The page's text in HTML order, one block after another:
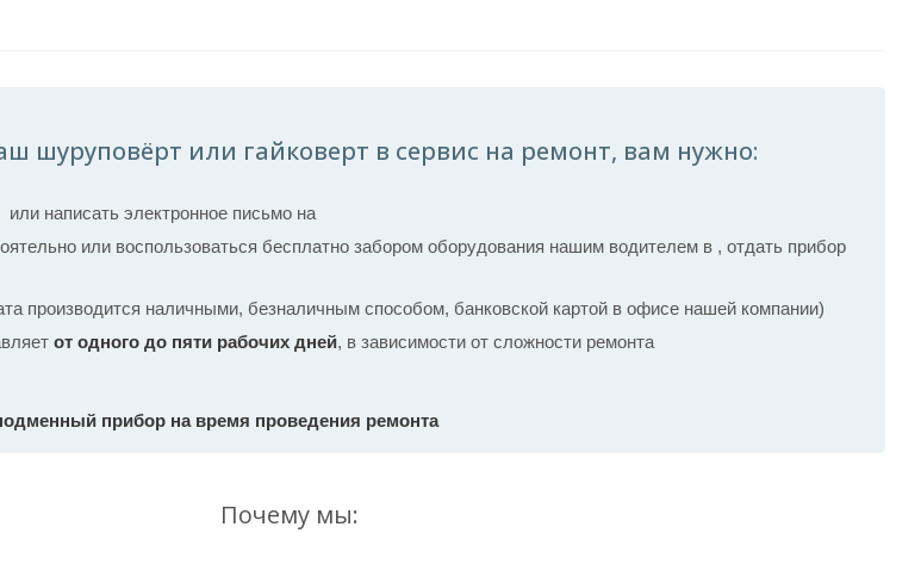
шуруповёрт или гайковерт в сервис на ремонт, вам нужно:
или написать электронное письмо на
или воспользоваться бесплатно забором оборудования нашим водителем в , отдать прибор
производится наличными, безналичным способом, банковской картой в офисе нашей компании)
от одного до пяти рабочих дней, в зависимости от сложности ремонта
прибор на время проведения ремонта
Почему мы: